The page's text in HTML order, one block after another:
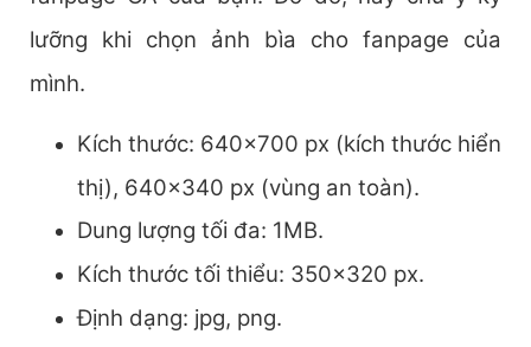
lưỡng khi chọn ảnh bìa cho fanpage của
mình.
Kích thước: 640×700 px (kích thước hiển
thị), 640×340 px (vùng an toàn).
Dung lượng tối đa: 1MB.
Kích thước tối thiểu: 350×320 px.
Định dạng: jpg, png.